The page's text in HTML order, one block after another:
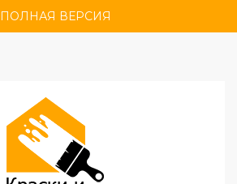
ПОЛНАЯ ВЕРСИЯ